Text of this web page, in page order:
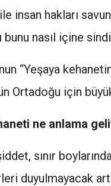
insan hakları
bunu nasıl içine
“Yeşaya
Ortadoğu için
ne anlama
sınır
duyulmayacak